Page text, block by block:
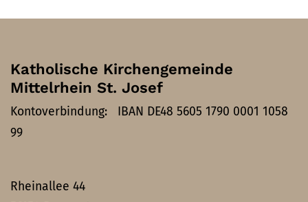
Katholische Kirchengemeinde
Mittelrhein St. Josef
Kontoverbindung: IBAN DE48 5605 1790 0001 1058
99
Rheinallee 44